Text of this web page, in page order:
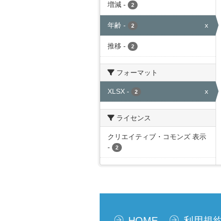
増減 - 2
年齢 - 2 x
推移 - 2
フォーマット
XLSX - 2 x
ライセンス
クリエイティブ・コモンズ 表示
-
2